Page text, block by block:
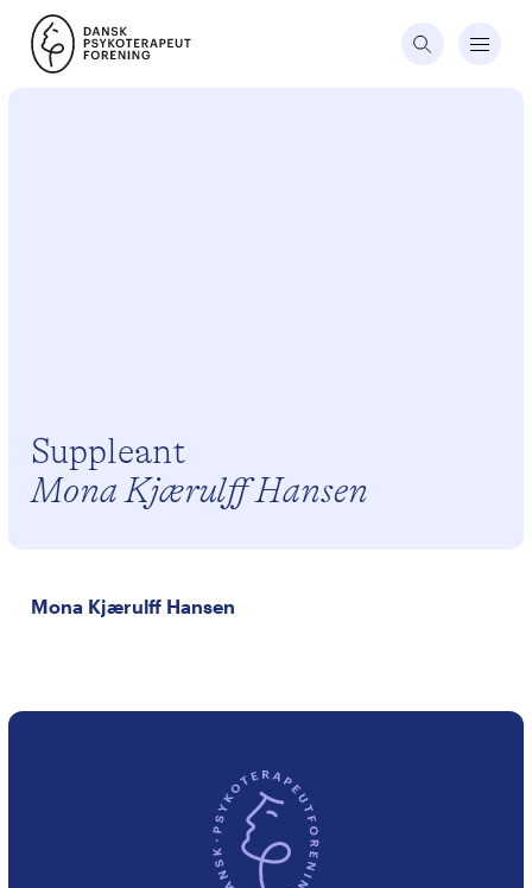
Suppleant
Mona Kjærulff Hansen
Mona Kjærulff Hansen